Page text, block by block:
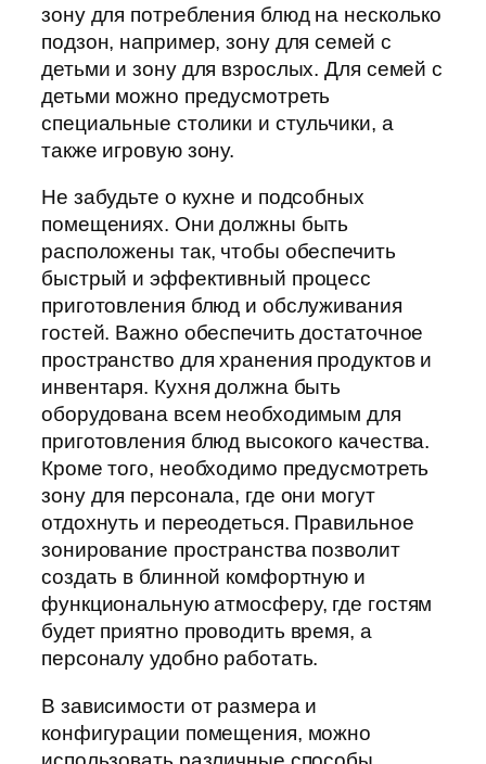
зону для потребления блюд на несколько
подзон, например, зону для семей с
детьми и зону для взрослых. Для семей с
детьми можно предусмотреть
специальные столики и стульчики, а
также игровую зону.
Не забудьте о кухне и подсобных
помещениях. Они должны быть
расположены так, чтобы обеспечить
быстрый и эффективный процесс
приготовления блюд и обслуживания
гостей. Важно обеспечить достаточное
пространство для хранения продуктов и
инвентаря. Кухня должна быть
оборудована всем необходимым для
приготовления блюд высокого качества.
Кроме того, необходимо предусмотреть
зону для персонала, где они могут
отдохнуть и переодеться. Правильное
зонирование пространства позволит
создать в блинной комфортную и
функциональную атмосферу, где гостям
будет приятно проводить время, а
персоналу удобно работать.
В зависимости от размера и
конфигурации помещения, можно